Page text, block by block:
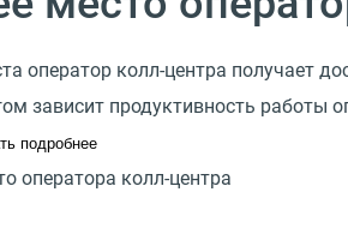
оператор колл-центра получает
зависит продуктивность работы
подробнее